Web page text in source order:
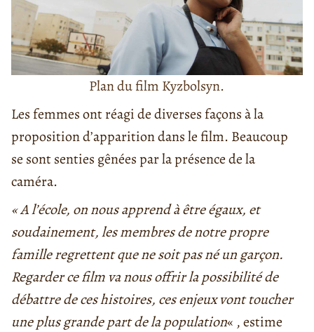
Plan du film Kyzbolsyn.
Les femmes ont réagi de diverses façons à la
proposition d’apparition dans le film. Beaucoup
se sont senties gênées par la présence de la
caméra.
« A l’école, on nous apprend à être égaux, et
soudainement, les membres de notre propre
famille regrettent que ne soit pas né un garçon.
Regarder ce film va nous offrir la possibilité de
débattre de ces histoires, ces enjeux vont toucher
une plus grande part de la population« , estime